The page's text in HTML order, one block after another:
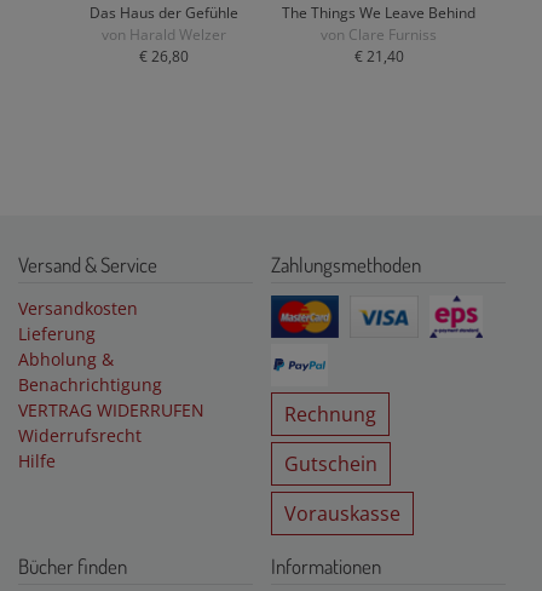
Das Haus der Gefühle
von Harald Welzer
€ 26,80
The Things We Leave Behind
von Clare Furniss
€ 21,40
Versand & Service
Versandkosten
Lieferung
Abholung &
Benachrichtigung
VERTRAG WIDERRUFEN
Widerrufsrecht
Hilfe
Zahlungsmethoden
Rechnung
Gutschein
Vorauskasse
Bücher finden Informationen